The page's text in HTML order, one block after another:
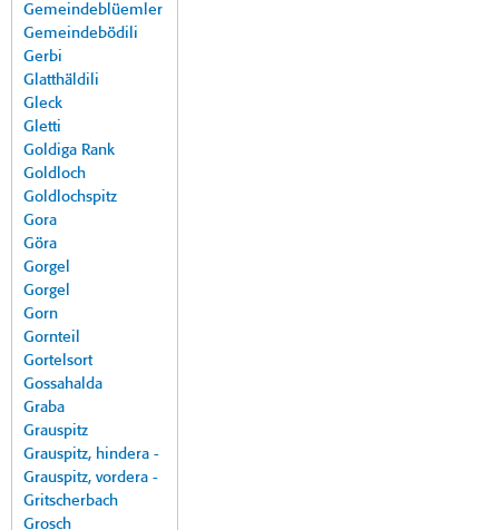
Gemeindeblüemler
Gemeindebödili
Gerbi
Glatthäldili
Gleck
Gletti
Goldiga Rank
Goldloch
Goldlochspitz
Gora
Göra
Gorgel
Gorgel
Gorn
Gornteil
Gortelsort
Gossahalda
Graba
Grauspitz
Grauspitz, hindera -
Grauspitz, vordera -
Gritscherbach
Grosch